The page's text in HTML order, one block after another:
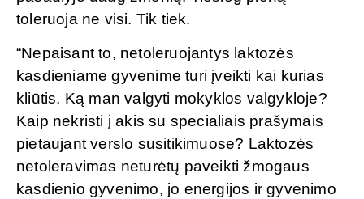
toleruoja ne visi. Tik tiek.
“Nepaisant to, netoleruojantys laktozės
kasdieniame gyvenime turi įveikti kai kurias
kliūtis. Ką man valgyti mokyklos valgykloje?
Kaip nekristi į akis su specialiais prašymais
pietaujant verslo susitikimuose? Laktozės
netoleravimas neturėtų paveikti žmogaus
kasdienio gyvenimo, jo energijos ir gyvenimo